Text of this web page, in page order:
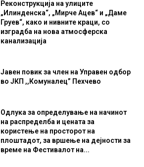
Реконструкција на улиците
„Илинденска“, „Мирче Ацев“ и „Даме
Груев“, како и нивните краци, со
изградба на нова атмосферска
канализација
Јавен повик за член на Управен одбор
во ЈКП ,,Комуналец” Пехчево
Одлука за определување на начинот
на распределба и цената за
користење на просторот на
плоштадот, за вршење на дејности за
време на Фестивалот на...